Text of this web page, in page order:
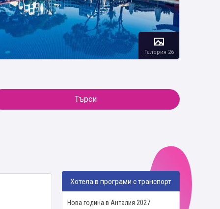
Галерия 26
Търси
Хотела в програми с транспорт
Нова година в Анталия 2027